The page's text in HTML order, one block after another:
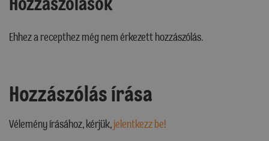
Ehhez a recepthez még nem érkezett hozzászólás.
Hozzászólás írása
Vélemény írásához, kérjük,jelentkezz be!